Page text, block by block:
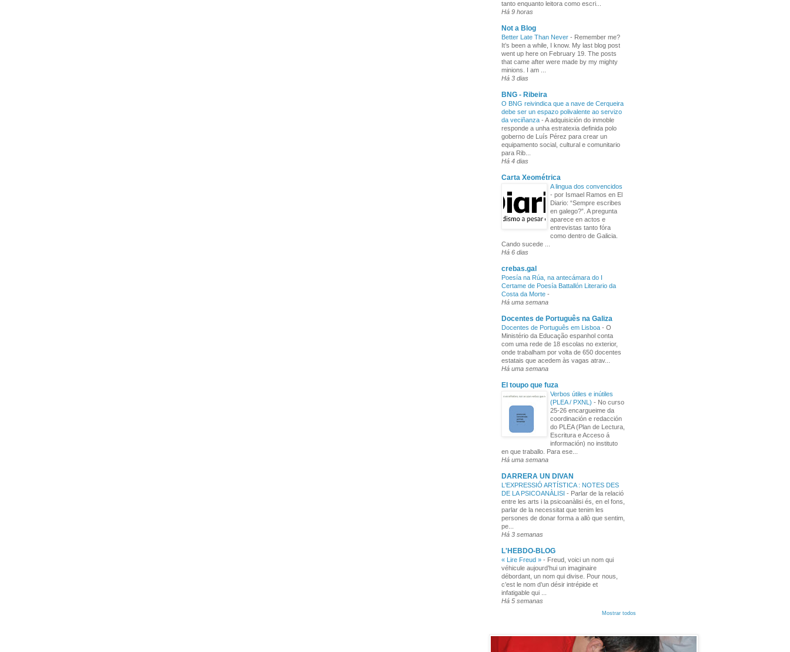
tanto enquanto leitora como escri...
Há 9 horas
Not a Blog
Better Late Than Never - Remember me?
It’s been a while, I know. My last blog post
went up here on February 19. The posts
that came after were made by my mighty
minions. I am ...
Há 3 dias
BNG - Ribeira
O BNG reivindica que a nave de Cerqueira
debe ser un espazo polivalente ao servizo
da veciñanza - A adquisición do inmoble
responde a unha estratexia definida polo
goberno de Luís Pérez para crear un
equipamento social, cultural e comunitario
para Rib...
Há 4 dias
Carta Xeométrica
A lingua dos convencidos
- por Ismael Ramos en El
Diario: “Sempre escribes
en galego?”. A pregunta
aparece en actos e
entrevistas tanto fóra
como dentro de Galicia.
Cando sucede ...
Há 6 dias
crebas.gal
Poesía na Rúa, na antecámara do I
Certame de Poesía Battallón Literario da
Costa da Morte -
Há uma semana
Docentes de Português na Galiza
Docentes de Português em Lisboa - O
Ministério da Educação espanhol conta
com uma rede de 18 escolas no exterior,
onde trabalham por volta de 650 docentes
estatais que acedem às vagas atrav...
Há uma semana
El toupo que fuza
Verbos útiles e inútiles
(PLEA / PXNL) - No curso
25-26 encargueime da
coordinación e redacción
do PLEA (Plan de Lectura,
Escritura e Acceso á
información) no instituto
en que traballo. Para ese...
Há uma semana
DARRERA UN DIVAN
L'EXPRESSIÓ ARTÍSTICA : NOTES DES
DE LA PSICOANÀLISI - Parlar de la relació
entre les arts i la psicoanàlisi és, en el fons,
parlar de la necessitat que tenim les
persones de donar forma a allò que sentim,
pe...
Há 3 semanas
L'HEBDO-BLOG
« Lire Freud » - Freud, voici un nom qui
véhicule aujourd’hui un imaginaire
débordant, un nom qui divise. Pour nous,
c’est le nom d’un désir intrépide et
infatigable qui ...
Há 5 semanas
Mostrar todos